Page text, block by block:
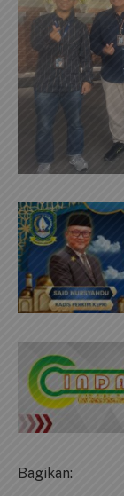
Bagikan: